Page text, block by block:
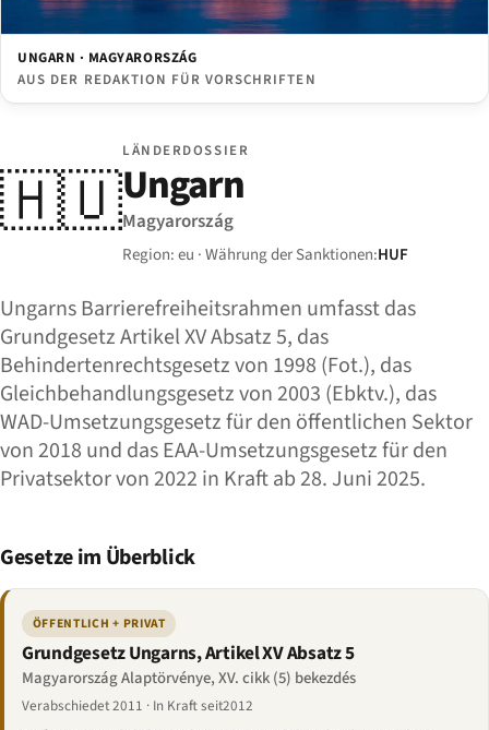
UNGARN · MAGYARORSZÁG
AUS DER REDAKTION FÜR VORSCHRIFTEN
🇭🇺
LÄNDERDOSSIER
Ungarn
Magyarország
Region: eu · Währung der Sanktionen:HUF
Ungarns Barrierefreiheitsrahmen umfasst das
Grundgesetz Artikel XV Absatz 5, das
Behindertenrechtsgesetz von 1998 (Fot.), das
Gleichbehandlungsgesetz von 2003 (Ebktv.), das
WAD-Umsetzungsgesetz für den öffentlichen Sektor
von 2018 und das EAA-Umsetzungsgesetz für den
Privatsektor von 2022 in Kraft ab 28. Juni 2025.
Gesetze im Überblick
ÖFFENTLICH + PRIVAT
Grundgesetz Ungarns, Artikel XV Absatz 5
Magyarország Alaptörvénye, XV. cikk (5) bekezdés
Verabschiedet 2011 · In Kraft seit2012